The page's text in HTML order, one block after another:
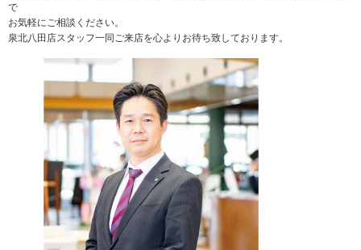
で
お気軽にご相談ください。
泉北八田店スタッフ一同ご来店を心よりお待ち致しております。